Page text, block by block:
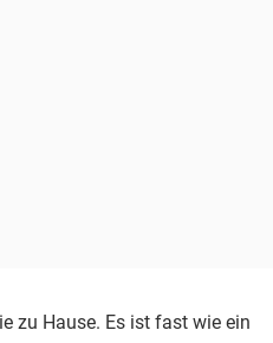
zu Hause. Es ist fast wie ein